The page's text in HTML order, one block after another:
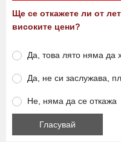
Ще се откажете ли от
високите цени?
Да, това лято няма да
Да, не си заслужава,
Не, няма да се откажа